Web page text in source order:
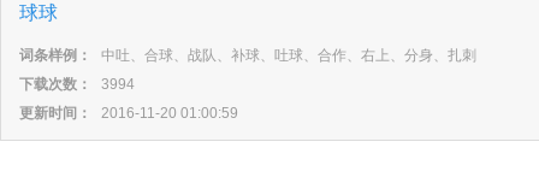
球球
词条样例：
中吐、合球、战队、补球、吐球、合作、右上、分身、扎刺
下载次数：
3994
更新时间：
2016-11-20 01:00:59